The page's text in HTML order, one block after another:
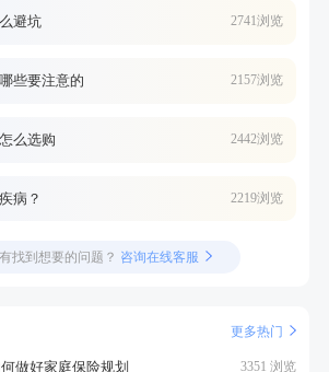
避坑 2741浏览
些要注意的 2157浏览
么选购 2442浏览
病？ 2219浏览
找到想要的问题？ 咨询在线客服
更多热门
做好家庭保险规划 3351 浏览